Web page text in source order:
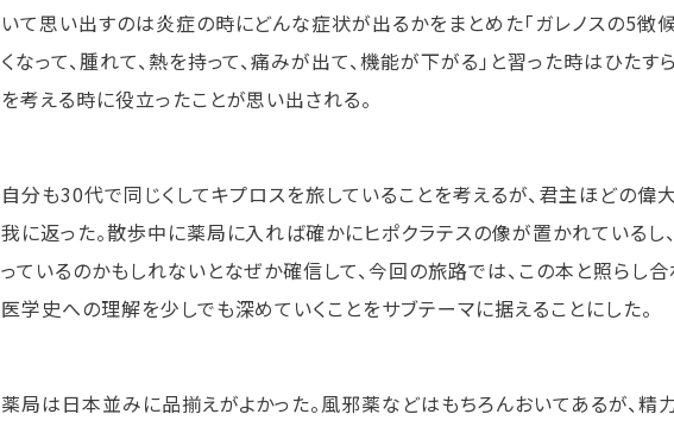
いて思い出すのは炎症の時にどんな症状が出るかをまとめた「ガレノスの5徴
くなって、腫れて、熱を持って、痛みが出て、機能が下がる」と習った時はひた
を考える時に役立ったことが思い出される。
自分も30代で同じくしてキプロスを旅していることを考えるが、君主ほどの偉
我に返った。散歩中に薬局に入れば確かにヒポクラテスの像が置かれているし
っているのかもしれないとなぜか確信して、今回の旅路では、この本と照らし
医学史への理解を少しでも深めていくことをサブテーマに据えることにした。
薬局は日本並みに品揃えがよかった。風邪薬などはもちろんおいてあるが、精